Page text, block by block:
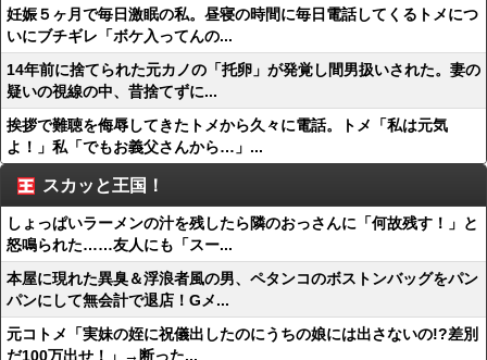
妊娠５ヶ月で毎日激眠の私。昼寝の時間に毎日電話してくるトメにつ
いにブチギレ「ボケ入ってんの...
14年前に捨てられた元カノの「托卵」が発覚し間男扱いされた。妻の
疑いの視線の中、昔捨てずに...
挨拶で難聴を侮辱してきたトメから久々に電話。トメ「私は元気
よ！」私「でもお義父さんから…」...
スカッと王国！
しょっぱいラーメンの汁を残したら隣のおっさんに「何故残す！」と
怒鳴られた……友人にも「スー...
本屋に現れた異臭＆浮浪者風の男、ペタンコのボストンバッグをパン
パンにして無会計で退店！Gメ...
元コトメ「実妹の姪に祝儀出したのにうちの娘には出さないの!?差別
だ100万出せ！」→断った...